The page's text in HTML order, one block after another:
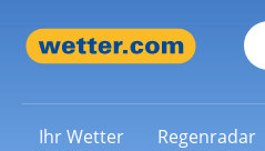
Ihr Wetter Regenradar